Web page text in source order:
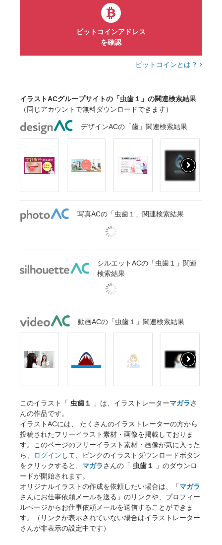
ビットコインアドレス
を確認
ビットコインとは？
イラストACグループサイトの「虫歯１」の関連検索結果
（同じアカウントで無料ダウンロードできます）
デザインACの「歯」関連検索結果
写真ACの「虫歯１」関連検索結果
シルエットACの「虫歯１」関連
検索結果
動画ACの「虫歯１」関連検索結果
このイラスト「 虫歯１ 」は、イラストレーターマガラさ
んの作品です。
イラストACには、 たくさんのイラストレーターの方から
投稿されたフリーイラスト素材・画像を掲載しておりま
す。このページのフリーイラスト素材・画像が気に入った
ら、
ログイン して、ピンクのイラストダウンロードボタン
をクリックすると、 マガラさんの「 虫歯１
」のダウンロ
ードが開始されます。
オリジナルイラストの作成を依頼したい場合は、「マガラ
さんにお仕事依頼メールを送る」のリンクや、プロフィー
ルページからお仕事依頼メールを送信することができま
す。（リンクが表示されていない場合はイラストレーター
さんが非表示の設定中です）